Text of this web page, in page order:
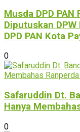
Musda DPD
Diputuskan
DPD PAN Kota
0
Safaruddin Dt.
Hanya
0